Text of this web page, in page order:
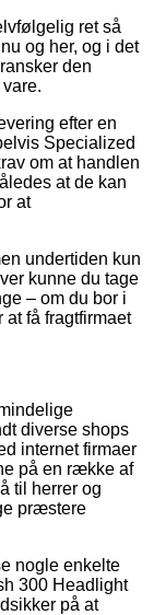
ret så
og her, og i det
den
efter en
Specialized
om at handlen
at de kan
at
undertiden kun
kunne du tage
– om du bor i
få fragtfirmaet
diverse shops
internet firmaer
på en række af
til herrer og
præstere
nogle enkelte
300 Headlight
på at